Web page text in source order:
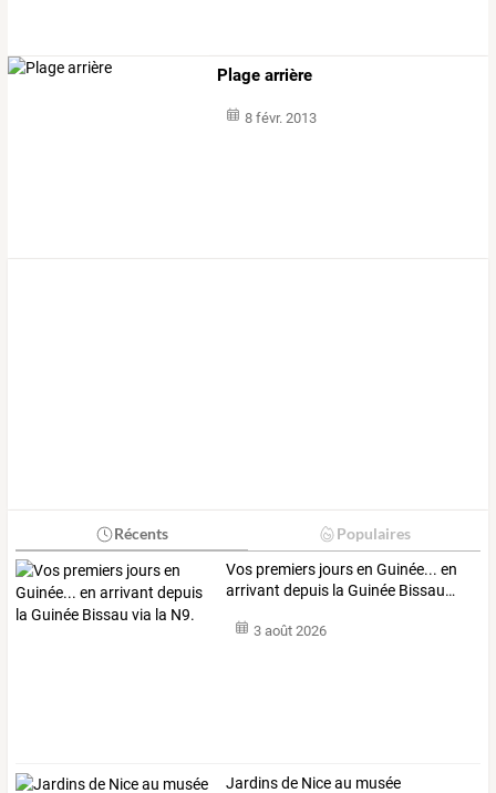
Plage arrière
8 févr. 2013
Récents Populaires
Vos premiers joursen Guinée... en
arrivant depuis la Guinée Bissau…
3 août 2026
Jardins de Nice au musée